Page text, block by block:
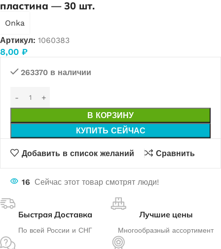
пластина — 30 шт.
Onka
Артикул: 1060383
8,00 ₽
263370 в наличии
В КОРЗИНУ
КУПИТЬ СЕЙЧАС
Добавить в список желаний Сравнить
16 Сейчас этот товар смотрят люди!
Быстрая Доставка
По всей России и СНГ
Лучшие цены
Многообразный ассортимент